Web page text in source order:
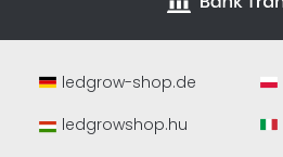
ledgrow-shop.de
ledgrowshop.hu